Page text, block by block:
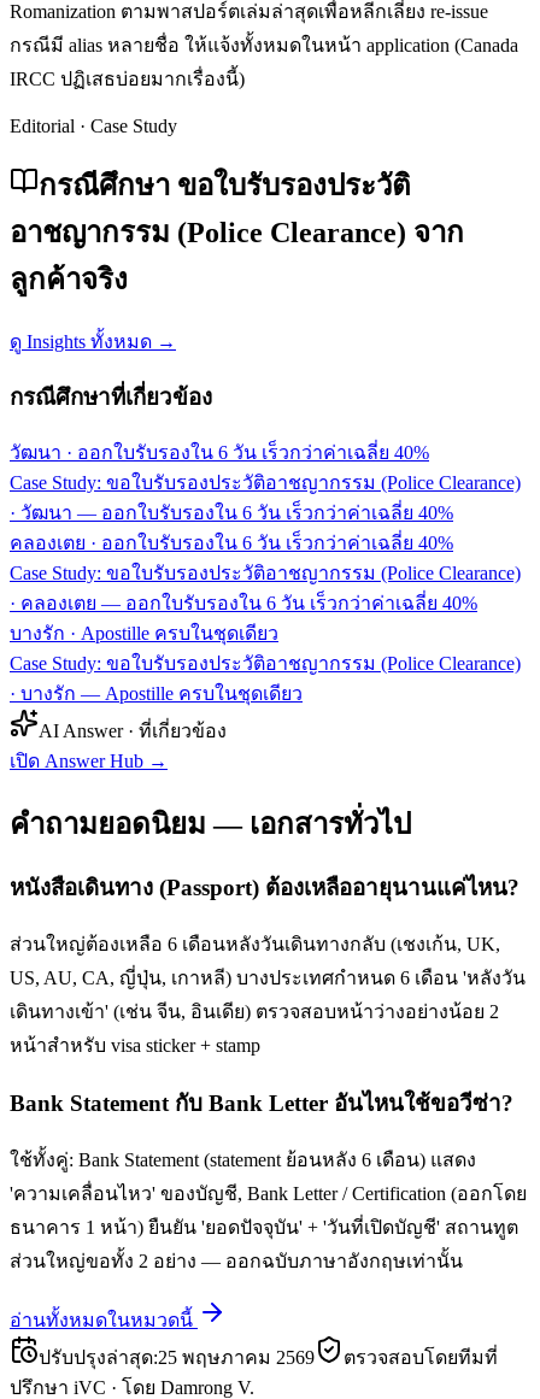
Romanization ตามพาสปอร์ตเล่มล่าสุดเพื่อหลีกเลี่ยง re-issue
กรณีมี alias หลายชื่อ ให้แจ้งทั้งหมดในหน้า application (Canada
IRCC ปฏิเสธบ่อยมากเรื่องนี้)
Editorial · Case Study
กรณีศึกษา ขอใบรับรองประวัติ
อาชญากรรม (Police Clearance) จาก
ลูกค้าจริง
ดู Insights ทั้งหมด →
กรณีศึกษาที่เกี่ยวข้อง
วัฒนา · ออกใบรับรองใน 6 วัน เร็วกว่าค่าเฉลี่ย 40%
Case Study: ขอใบรับรองประวัติอาชญากรรม (Police Clearance)
· วัฒนา — ออกใบรับรองใน 6 วัน เร็วกว่าค่าเฉลี่ย 40%
คลองเตย · ออกใบรับรองใน 6 วัน เร็วกว่าค่าเฉลี่ย 40%
Case Study: ขอใบรับรองประวัติอาชญากรรม (Police Clearance)
· คลองเตย — ออกใบรับรองใน 6 วัน เร็วกว่าค่าเฉลี่ย 40%
บางรัก · Apostille ครบในชุดเดียว
Case Study: ขอใบรับรองประวัติอาชญากรรม (Police Clearance)
· บางรัก — Apostille ครบในชุดเดียว
AI Answer · ที่เกี่ยวข้อง
เปิด Answer Hub →
คำถามยอดนิยม — เอกสารทั่วไป
หนังสือเดินทาง (Passport) ต้องเหลืออายุนานแค่ไหน?
ส่วนใหญ่ต้องเหลือ 6 เดือนหลังวันเดินทางกลับ (เชงเก้น, UK,
US, AU, CA, ญี่ปุ่น, เกาหลี) บางประเทศกำหนด 6 เดือน 'หลังวัน
เดินทางเข้า' (เช่น จีน, อินเดีย) ตรวจสอบหน้าว่างอย่างน้อย 2
หน้าสำหรับ visa sticker + stamp
Bank Statement กับ Bank Letter อันไหนใช้ขอวีซ่า?
ใช้ทั้งคู่: Bank Statement (statement ย้อนหลัง 6 เดือน) แสดง
'ความเคลื่อนไหว' ของบัญชี, Bank Letter / Certification (ออกโดย
ธนาคาร 1 หน้า) ยืนยัน 'ยอดปัจจุบัน' + 'วันที่เปิดบัญชี' สถานทูต
ส่วนใหญ่ขอทั้ง 2 อย่าง — ออกฉบับภาษาอังกฤษเท่านั้น
อ่านทั้งหมดในหมวดนี้
ปรับปรุงล่าสุด:25 พฤษภาคม 2569
ตรวจสอบโดยทีมที่
ปรึกษา iVC · โดย Damrong V.